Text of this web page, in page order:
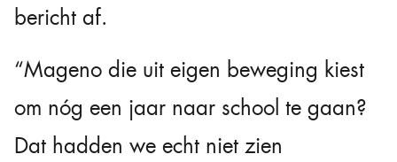
bericht af.
“Mageno die uit eigen beweging kiest
om nóg een jaar naar school te gaan?
Dat hadden we echt niet zien